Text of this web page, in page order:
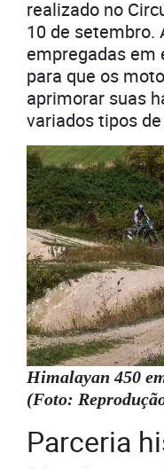
realizado no
10 de setembro.
empregadas em
para que os
aprimorar suas
variados tipos
Himalayan 450
(Foto:
Parceria